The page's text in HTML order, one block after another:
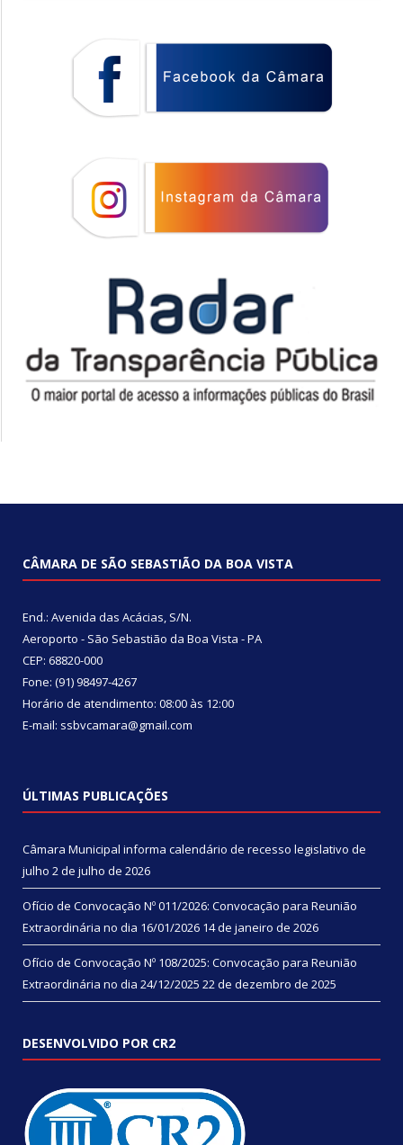
CÂMARA DE SÃO SEBASTIÃO DA BOA VISTA
End.: Avenida das Acácias, S/N.
Aeroporto - São Sebastião da Boa Vista - PA
CEP: 68820-000
Fone: (91) 98497-4267
Horário de atendimento: 08:00 às 12:00
E-mail: ssbvcamara@gmail.com
ÚLTIMAS PUBLICAÇÕES
Câmara Municipal informa calendário de recesso legislativo de
julho 2 de julho de 2026
Ofício de Convocação Nº 011/2026: Convocação para Reunião
Extraordinária no dia 16/01/2026 14 de janeiro de 2026
Ofício de Convocação Nº 108/2025: Convocação para Reunião
Extraordinária no dia 24/12/2025 22 de dezembro de 2025
DESENVOLVIDO POR CR2